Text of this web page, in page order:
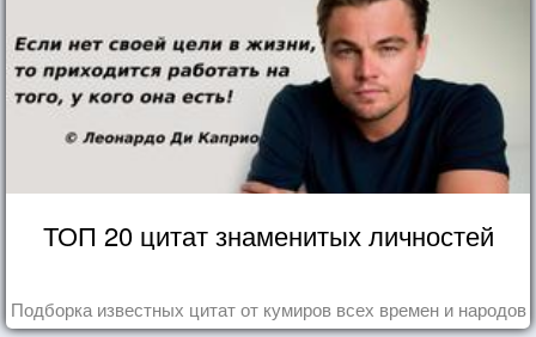
ТОП 20 цитат знаменитых личностей
Подборка известных цитат от кумиров всех времен и народов